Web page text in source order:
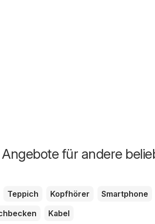
für andere
Teppich Kopfhörer
Smartphone
Kabel